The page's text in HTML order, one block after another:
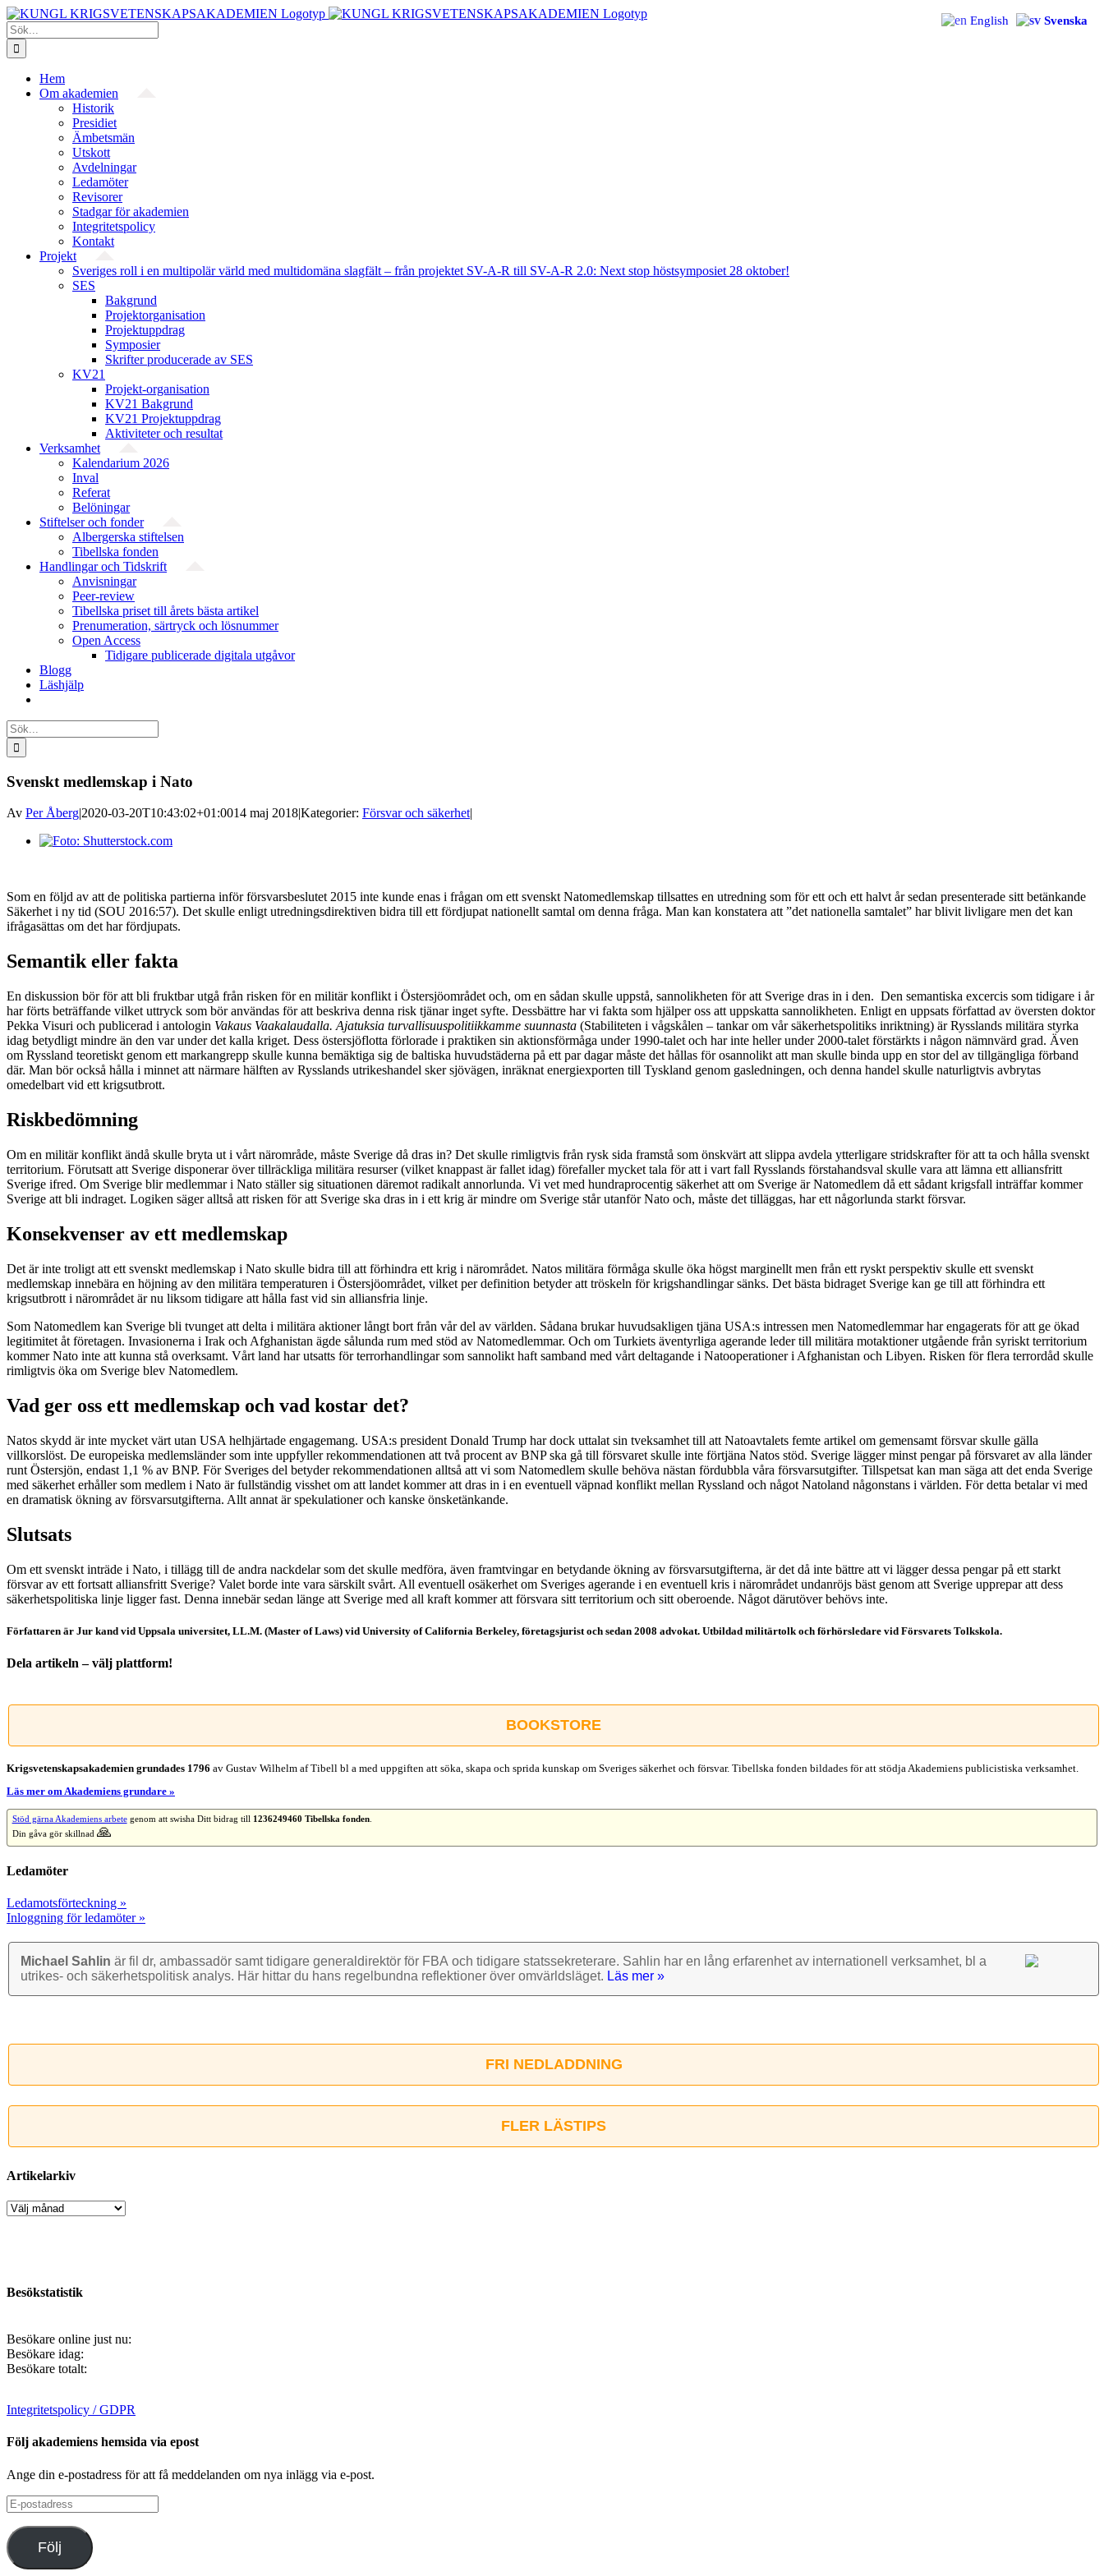
Fortsätt
till
innehållet
Sök
efter:
Hem
Om akademien
Historik
Presidiet
Ämbetsmän
Utskott
Avdelningar
Ledamöter
Revisorer
Stadgar för akademien
Integritetspolicy
Kontakt
Projekt
Sveriges roll i en multipolär värld med multidomäna slagfält – från projektet SV-A-R till SV-A-R 2.0: Next stop höstsymposiet 28 oktober!
SES
Bakgrund
Projekt­organisation
Projektuppdrag
Symposier
Skrifter producerade av SES
KV21
Projekt-organisation
KV21 Bakgrund
KV21 Projektuppdrag
Aktiviteter och resultat
Verksamhet
Kalendarium 2026
Inval
Referat
Belöningar
Stiftelser och fonder
Albergerska stiftelsen
Tibellska fonden
Handlingar och Tidskrift
Anvisningar
Peer-review
Tibellska priset till årets bästa artikel
Prenumeration, särtryck och lösnummer
Open Access
Tidigare publicerade digitala utgåvor
Blogg
Läshjälp
Sök
efter:
Svenskt medlemskap i Nato
Av Per Åberg|2020-03-20T10:43:02+01:0014 maj 2018|Kategorier: Försvar och säkerhet|
Visa
Som en följd av att de politiska partierna inför försvarsbeslutet 2015 inte kunde enas i frågan om ett svenskt Natomedlemskap tillsattes en utredning som för ett och ett halvt år sedan presenterade sitt betänkande
Säkerhet i ny tid (SOU 2016:57). Det skulle enligt utredningsdirektiven bidra till ett fördjupat nationellt samtal om denna fråga. Man kan konstatera att ”det nationella samtalet” har blivit livligare men det kan
ifrågasättas om det har fördjupats.
Semantik eller fakta
En diskussion bör för att bli fruktbar utgå från risken för en militär konflikt i Östersjöområdet och, om en sådan skulle uppstå, sannolikheten för att Sverige dras in i den. Den semantiska excercis som tidigare i år
har förts beträffande vilket uttryck som bör användas för att beskriva denna risk tjänar inget syfte. Dessbättre har vi fakta som hjälper oss att uppskatta sannolikheten. Enligt en uppsats författad av översten doktor
Pekka Visuri och publicerad i antologin Vakaus Vaakalaudalla. Ajatuksia turvallisuuspolitiikkamme suunnasta (Stabiliteten i vågskålen – tankar om vår säkerhetspolitiks inriktning) är Rysslands militära styrka
idag betydligt mindre än den var under det kalla kriget. Dess östersjöflotta förlorade i praktiken sin aktionsförmåga under 1990-talet och har inte heller under 2000-talet förstärkts i någon nämnvärd grad. Även
om Ryssland teoretiskt genom ett markangrepp skulle kunna bemäktiga sig de baltiska huvudstäderna på ett par dagar måste det hållas för osannolikt att man skulle binda upp en stor del av tillgängliga förband
där. Man bör också hålla i minnet att närmare hälften av Rysslands utrikeshandel sker sjövägen, inräknat energiexporten till Tyskland genom gasledningen, och denna handel skulle naturligtvis avbrytas
omedelbart vid ett krigsutbrott.
Riskbedömning
Om en militär konflikt ändå skulle bryta ut i vårt närområde, måste Sverige då dras in? Det skulle rimligtvis från rysk sida framstå som önskvärt att slippa avdela ytterligare stridskrafter för att ta och hålla svenskt
territorium. Förutsatt att Sverige disponerar över tillräckliga militära resurser (vilket knappast är fallet idag) förefaller mycket tala för att i vart fall Rysslands förstahandsval skulle vara att lämna ett alliansfritt
Sverige ifred. Om Sverige blir medlemmar i Nato ställer sig situationen däremot radikalt annorlunda. Vi vet med hundraprocentig säkerhet att om Sverige är Natomedlem då ett sådant krigsfall inträffar kommer
Sverige att bli indraget. Logiken säger alltså att risken för att Sverige ska dras in i ett krig är mindre om Sverige står utanför Nato och, måste det tilläggas, har ett någorlunda starkt försvar.
Konsekvenser av ett medlemskap
Det är inte troligt att ett svenskt medlemskap i Nato skulle bidra till att förhindra ett krig i närområdet. Natos militära förmåga skulle öka högst marginellt men från ett ryskt perspektiv skulle ett svenskt
medlemskap innebära en höjning av den militära temperaturen i Östersjöområdet, vilket per definition betyder att tröskeln för krigshandlingar sänks. Det bästa bidraget Sverige kan ge till att förhindra ett
krigsutbrott i närområdet är nu liksom tidigare att hålla fast vid sin alliansfria linje.
Som Natomedlem kan Sverige bli tvunget att delta i militära aktioner långt bort från vår del av världen. Sådana brukar huvudsakligen tjäna USA:s intressen men Natomedlemmar har engagerats för att ge ökad
legitimitet åt företagen. Invasionerna i Irak och Afghanistan ägde sålunda rum med stöd av Natomedlemmar. Och om Turkiets äventyrliga agerande leder till militära motaktioner utgående från syriskt territorium
kommer Nato inte att kunna stå overksamt. Vårt land har utsatts för terrorhandlingar som sannolikt haft samband med vårt deltagande i Natooperationer i Afghanistan och Libyen. Risken för flera terrordåd skulle
rimligtvis öka om Sverige blev Natomedlem.
Vad ger oss ett medlemskap och vad kostar det?
Natos skydd är inte mycket värt utan USA helhjärtade engagemang. USA:s president Donald Trump har dock uttalat sin tveksamhet till att Natoavtalets femte artikel om gemensamt försvar skulle gälla
villkorslöst. De europeiska medlemsländer som inte uppfyller rekommendationen att två procent av BNP ska gå till försvaret skulle inte förtjäna Natos stöd. Sverige lägger minst pengar på försvaret av alla länder
runt Östersjön, endast 1,1 % av BNP. För Sveriges del betyder rekommendationen alltså att vi som Natomedlem skulle behöva nästan fördubbla våra försvarsutgifter. Tillspetsat kan man säga att det enda Sverige
med säkerhet erhåller som medlem i Nato är fullständig visshet om att landet kommer att dras in i en eventuell väpnad konflikt mellan Ryssland och något Natoland någonstans i världen. För detta betalar vi med
en dramatisk ökning av försvarsutgifterna. Allt annat är spekulationer och kanske önsketänkande.
Slutsats
Om ett svenskt inträde i Nato, i tillägg till de andra nackdelar som det skulle medföra, även framtvingar en betydande ökning av försvarsutgifterna, är det då inte bättre att vi lägger dessa pengar på ett starkt
försvar av ett fortsatt alliansfritt Sverige? Valet borde inte vara särskilt svårt. All eventuell osäkerhet om Sveriges agerande i en eventuell kris i närområdet undanröjs bäst genom att Sverige upprepar att dess
säkerhetspolitiska linje ligger fast. Denna innebär sedan länge att Sverige med all kraft kommer att försvara sitt territorium och sitt oberoende. Något därutöver behövs inte.
Författaren är Jur kand vid Uppsala universitet, LL.M. (Master of Laws) vid University of California Berkeley, företagsjurist och sedan 2008 advokat. Utbildad militärtolk och förhörsledare vid Försvarets Tolkskola.
Dela artikeln – välj plattform!
post
BOOKSTORE
Krigsvetenskap­sakademien grundades 1796 av Gustav Wilhelm af Tibell bl a med uppgiften att söka, skapa och sprida kunskap om Sveriges säkerhet och försvar. Tibellska fonden bildades för att stödja Akademiens publicistiska verksamhet.
Läs mer om Akademiens grundare »
Stöd gärna Akademiens arbetegenom att swisha Ditt bidrag till 1236249460 Tibellska fonden.
Din gåva gör skillnad 🙏
Ledamöter
Ledamotsförteckning »
Inloggning för ledamöter »
Michael Sahlin är fil dr, ambassadör samt tidigare general­direktör för FBA och tidigare stats­sekre­terare. Sahlin har en lång erfarenhet av inter­nationell verk­samhet, bl a
utrikes- och säkerhets­politisk analys. Här hittar du hans regel­bundna reflek­tioner över omvärlds­läget. Läs mer »
FRI NEDLADDNING
FLER LÄSTIPS
Artikelarkiv
Artikelarkiv
Besökstatistik
Besökare online just nu:
Besökare idag:
Besökare totalt:
Integritetspolicy / GDPR
Följ akademiens hemsida via epost
Ange din e-postadress för att få meddelanden om nya inlägg via e-post.
E-
postadress
Följ
English Svenska